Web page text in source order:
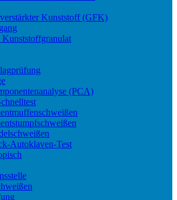
Kunststoff (GFK)
Kunststoffgranulat
(PCA)
Autoklaven-Test